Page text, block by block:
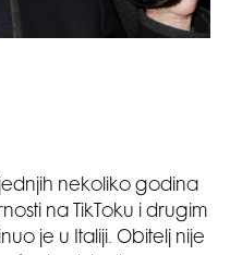
nekoliko godina
na TikToku i drugim
je u Italiji. Obitelj nije